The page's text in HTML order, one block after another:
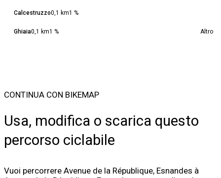
Calcestruzzo0,1 km1 %
Ghiaia0,1 km1 % Altro
CONTINUA CON BIKEMAP
Usa, modifica o scarica questo
percorso ciclabile
Vuoi percorrere Avenue de la République, Esnandes à